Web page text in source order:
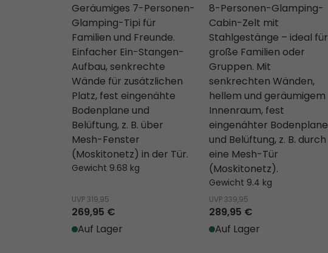
Geräumiges 7-Personen-
Glamping-Tipi für
Familien und Freunde.
Einfacher Ein-Stangen-
Aufbau, senkrechte
Wände für zusätzlichen
Platz, fest eingenähte
Bodenplane und
Belüftung, z. B. über
Mesh-Fenster
(Moskitonetz) in der Tür.
Gewicht 9.68 kg
UVP 319,95
269,95 €
Auf Lager
8-Personen-Glamping-
Cabin-Zelt mit
Stahlgestänge – ideal für
große Familien oder
Gruppen. Mit
senkrechten Wänden,
hellem und geräumigem
Innenraum, fest
eingenähter Bodenplane
und Belüftung, z. B. durch
eine Mesh-Tür
(Moskitonetz).
Gewicht 9.4 kg
UVP 339,95
289,95 €
Auf Lager